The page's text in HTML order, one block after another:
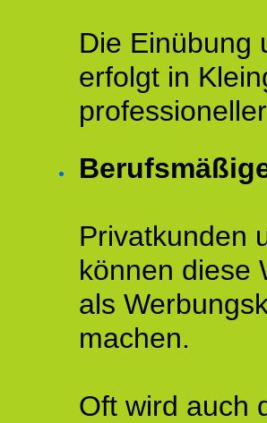
Die Einübung
erfolgt in
Privatkunden
können diese
als
machen.
Oft wird auch